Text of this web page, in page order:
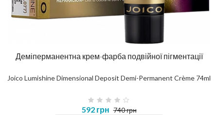
Деміперманентна крем-фарба подвійної пігментації
Joico Lumishine Dimensional Deposit Demi-Permanent Crème 74ml
592 грн 740 грн